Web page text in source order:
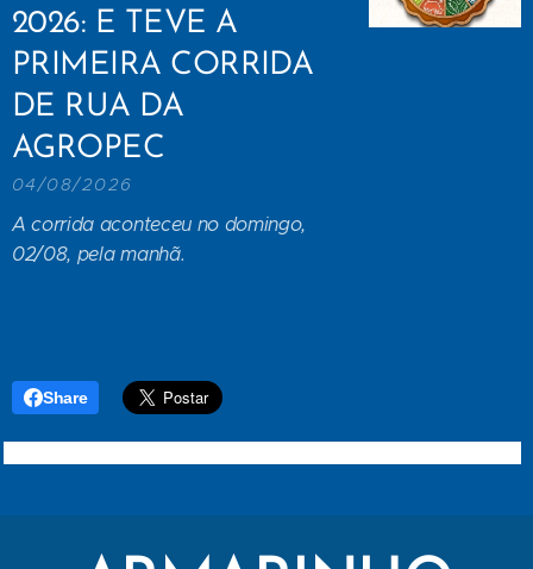
2026: E TEVE A
PRIMEIRA CORRIDA
DE RUA DA
AGROPEC
04/08/2026
A corrida aconteceu no domingo,
02/08, pela manhã.
Share